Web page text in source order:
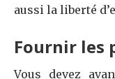
aussi la liberté
Fournir les
Vous devez